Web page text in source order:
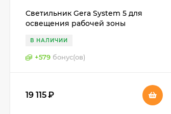
Cветильник Gera System 5 для
освещения рабочей зоны
В НАЛИЧИИ
+579 бонус(ов)
19 115₽